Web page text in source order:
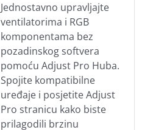
Jednostavno upravljajte
ventilatorima i RGB
komponentama bez
pozadinskog softvera
pomoću Adjust Pro Huba.
Spojite kompatibilne
uređaje i posjetite Adjust
Pro stranicu kako biste
prilagodili brzinu